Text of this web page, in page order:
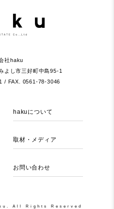
社haku
よし市三好町中島95-1
/ FAX. 0561-78-3046
hakuについて
取材・メディア
お問い合わせ
All Rights Reserved